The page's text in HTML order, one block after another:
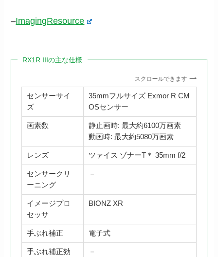
–ImagingResource
RX1R IIIの主な仕様
スクロールできます
センサーサイ
ズ
35mmフルサイズ Exmor R CM
OSセンサー
画素数
静止画時: 最大約6100万画素
動画時: 最大約5080万画素
レンズ ツァイス ゾナーT＊ 35mm f/2
センサークリ
ーニング
－
イメージプロ
セッサ
BIONZ XR
手ぶれ補正 電子式
手ぶれ補正効
－